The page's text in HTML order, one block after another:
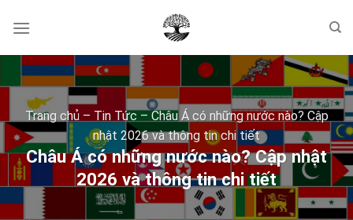
Trang chủ– Tin Tức – Châu Á có những nước nào? Cập
nhật 2026 và thông tin chi tiết
Châu Á có những nước nào? Cập nhật
2026 và thông tin chi tiết